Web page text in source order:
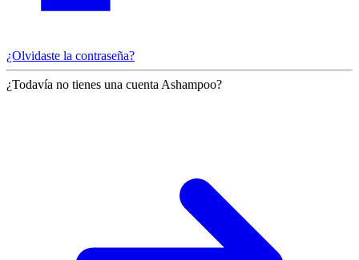
¿Olvidaste la contraseña?
¿Todavía no tienes una cuenta Ashampoo?